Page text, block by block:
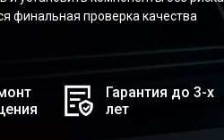
финальная проверка качества
Гарантия до 3-х
лет